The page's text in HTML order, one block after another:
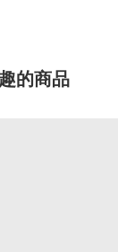
的商品